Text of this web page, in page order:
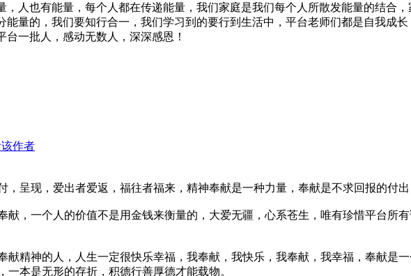
人也有能量，每个人都在传递能量，我们家庭是我们每个人所散发能量的结合
量的，我们要知行合一，我们学习到的要行到生活中，平台老师们都是自我成
一批人，感动无数人，深深感恩！
该作者
呈现，爱出者爱返，福往者福来，精神奉献是一种力量，奉献是不求回报的付出
献，一个人的价值不是用金钱来衡量的，大爱无疆，心系苍生，唯有珍惜平台所
精神的人，人生一定很快乐幸福，我奉献，我快乐，我奉献，我幸福，奉献是一
本是无形的存折，积德行善厚德才能载物。